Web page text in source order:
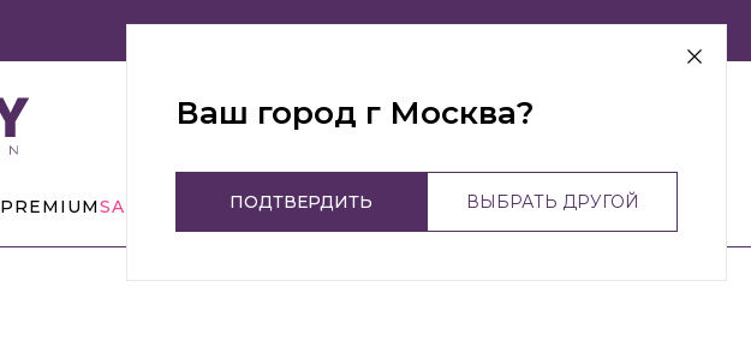
г Москва
PREMIUMSALE
Ваш город г Москва?
ПОДТВЕРДИТЬ ВЫБРАТЬ ДРУГОЙ